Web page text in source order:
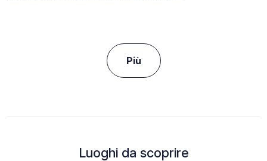
Più
Luoghi da scoprire